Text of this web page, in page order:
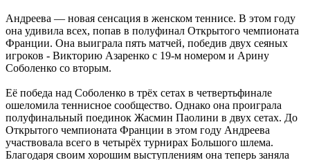
Андреева — новая сенсация в женском теннисе. В этом году
она удивила всех, попав в полуфинал Открытого чемпионата
Франции. Она выиграла пять матчей, победив двух сеяных
игроков - Викторию Азаренко с 19-м номером и Арину
Соболенко со вторым.
Её победа над Соболенко в трёх сетах в четвертьфинале
ошеломила теннисное сообщество. Однако она проиграла
полуфинальный поединок Жасмин Паолини в двух сетах. До
Открытого чемпионата Франции в этом году Андреева
участвовала всего в четырёх турнирах Большого шлема.
Благодаря своим хорошим выступлениям она теперь заняла